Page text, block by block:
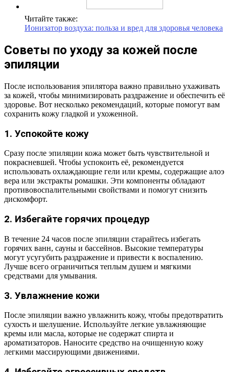
Читайте также:
Ионизатор воздуха: польза и вред для здоровья человека
Советы по уходу за кожей после
эпиляции
После использования эпилятора важно правильно ухаживать
за кожей, чтобы минимизировать раздражение и обеспечить её
здоровье. Вот несколько рекомендаций, которые помогут вам
сохранить кожу гладкой и ухоженной.
1. Успокойте кожу
Сразу после эпиляции кожа может быть чувствительной и
покрасневшей. Чтобы успокоить её, рекомендуется
использовать охлаждающие гели или кремы, содержащие алоэ
вера или экстракты ромашки. Эти компоненты обладают
противовоспалительными свойствами и помогут снизить
дискомфорт.
2. Избегайте горячих процедур
В течение 24 часов после эпиляции старайтесь избегать
горячих ванн, сауны и бассейнов. Высокие температуры
могут усугубить раздражение и привести к воспалению.
Лучше всего ограничиться теплым душем и мягкими
средствами для умывания.
3. Увлажнение кожи
После эпиляции важно увлажнить кожу, чтобы предотвратить
сухость и шелушение. Используйте легкие увлажняющие
кремы или масла, которые не содержат спирта и
ароматизаторов. Наносите средство на очищенную кожу
легкими массирующими движениями.